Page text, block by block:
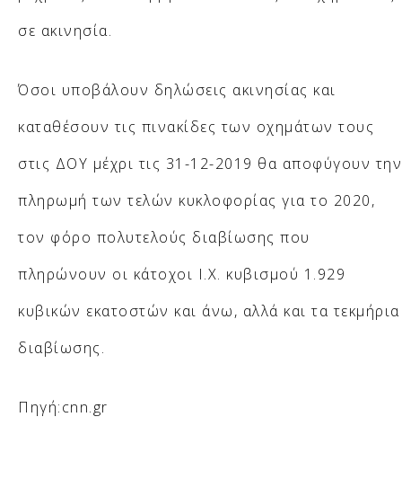
σε ακινησία.
Όσοι υποβάλουν δηλώσεις ακινησίας και
καταθέσουν τις πινακίδες των οχημάτων τους
στις ΔΟΥ μέχρι τις 31-12-2019 θα αποφύγουν την
πληρωμή των τελών κυκλοφορίας για το 2020,
τον φόρο πολυτελούς διαβίωσης που
πληρώνουν οι κάτοχοι Ι.Χ. κυβισμού 1.929
κυβικών εκατοστών και άνω, αλλά και τα τεκμήρια
διαβίωσης.
Πηγή:cnn.gr